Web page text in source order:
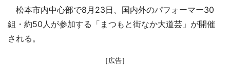
松本市内中心部で8月23日、国内外のパフォーマー30
組・約50人が参加する「まつもと街なか大道芸」が開催
される。
［広告］